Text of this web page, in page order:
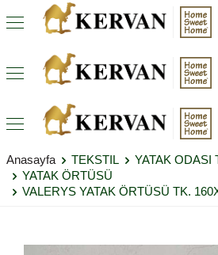
Anasayfa TEKSTIL
YATAK ODASI
YATAK ÖRTÜSÜ
VALERYS YATAK ÖRTÜSÜ TK.